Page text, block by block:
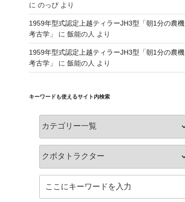
に のっぴより
1959年型式認定上越ティラーJH3型「朝1分の農機
考古学」
に 飯能の人 より
1959年型式認定上越ティラーJH3型「朝1分の農機
考古学」
に 飯能の人 より
キーワードも使えるサイト内検索